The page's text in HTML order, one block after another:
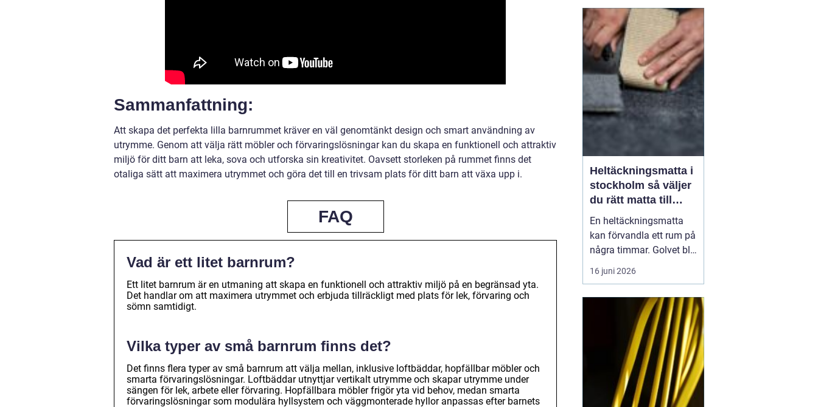
Sammanfattning:
Att skapa det perfekta lilla barnrummet kräver en väl genomtänkt design och smart användning av
utrymme. Genom att välja rätt möbler och förvaringslösningar kan du skapa en funktionell och attraktiv
miljö för ditt barn att leka, sova och utforska sin kreativitet. Oavsett storleken på rummet finns det
otaliga sätt att maximera utrymmet och göra det till en trivsam plats för ditt barn att växa upp i.
FAQ
Vad är ett litet barnrum?
Ett litet barnrum är en utmaning att skapa en funktionell och attraktiv miljö på en begränsad yta.
Det handlar om att maximera utrymmet och erbjuda tillräckligt med plats för lek, förvaring och
sömn samtidigt.
Vilka typer av små barnrum finns det?
Det finns flera typer av små barnrum att välja mellan, inklusive loftbäddar, hopfällbar möbler och
smarta förvaringslösningar. Loftbäddar utnyttjar vertikalt utrymme och skapar utrymme under
sängen för lek, arbete eller förvaring. Hopfällbara möbler frigör yta vid behov, medan smarta
förvaringslösningar som modulära hyllsystem och väggmonterade hyllor anpassas efter barnets
uppvärmning. Många
uppskattar känslan av
en levande eld i köket,...
Heltäckningsmatta i
stockholm så väljer
du rätt matta till
hem och kontor
En heltäckningsmatta
kan förvandla ett rum på
några timmar. Golvet blir
mjukare, ljudnivån
sjunker och hela miljön
Stockholm syns trenden
tydligt både i hem och
på kontor. Samtidigt har
många kvar en gammal
bild av heltäckningsma...
16 juni 2026